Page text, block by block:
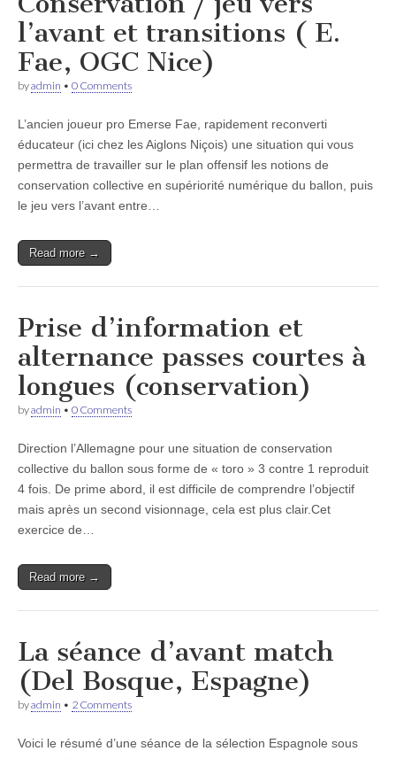
l’avant et transitions ( E.
Fae, OGC Nice)
byadmin • 0 Comments
L’ancien joueur pro Emerse Fae, rapidement reconverti
éducateur (ici chez les Aiglons Niçois) une situation qui vous
permettra de travailler sur le plan offensif les notions de
conservation collective en supériorité numérique du ballon, puis
le jeu vers l’avant entre…
Read more →
Prise d’information et
alternance passes courtes à
longues (conservation)
byadmin • 0 Comments
Direction l’Allemagne pour une situation de conservation
collective du ballon sous forme de « toro » 3 contre 1 reproduit
4 fois. De prime abord, il est difficile de comprendre l’objectif
mais après un second visionnage, cela est plus clair.Cet
exercice de…
Read more →
La séance d’avant match
(Del Bosque, Espagne)
byadmin • 2 Comments
Voici le résumé d’une séance de la sélection Espagnole sous